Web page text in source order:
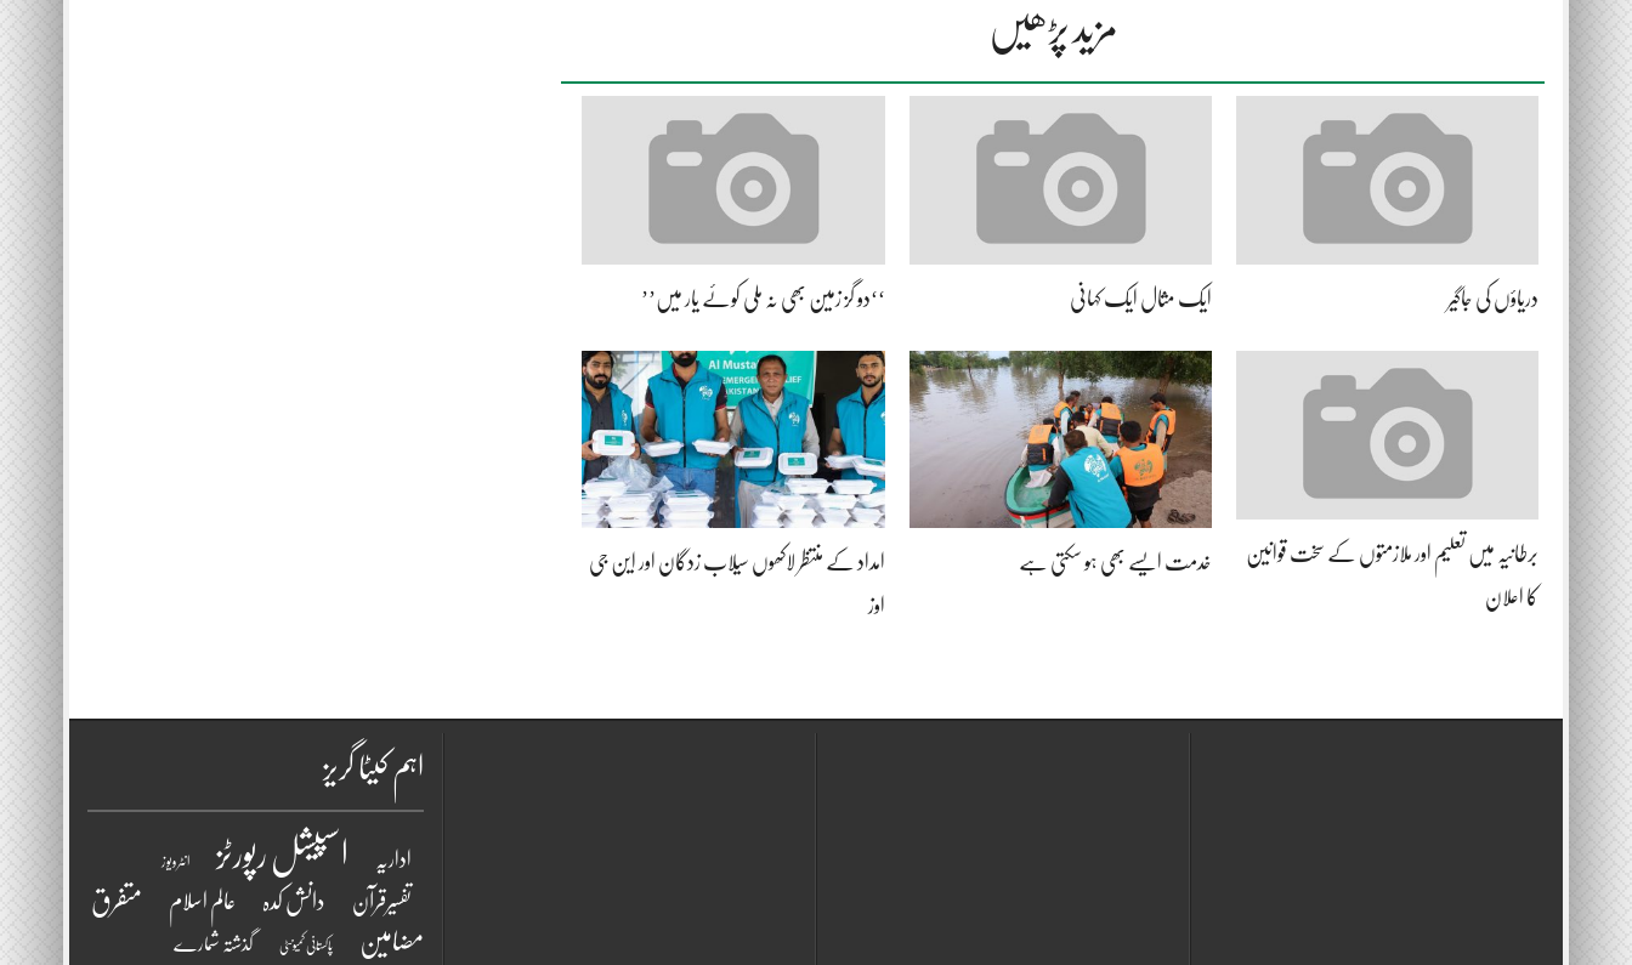
مزید پڑھیں
دریاؤں کی جاگیر ایک مثال ایک کہانی ‘‘دو گز زمین بھی نہ ملی کوئے یار میں’’
برطانیہ میں تعلیم اور ملازمتوں کے سخت قوانین
کا اعلان
خدمت ایسے بھی ہو سکتی ہے امداد کے منتظر لاکھوں سیلاب زدگان اور این جی
اوز
اہم کیٹا گریز
اداریہ اسپیشل رپورٹز انٹرویو ز
تفسیرقرآن دانش کدہ عالم اسلام
متفرق
مضامین
پاکستانی کمیونٹی گذشتہ شمارے